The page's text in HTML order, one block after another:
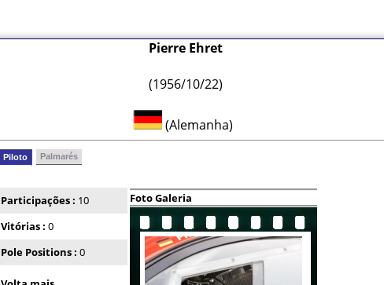
Pierre Ehret
(1956/10/22)
(Alemanha)
Piloto Palmarés
Participações : 10
Foto Galeria
Vitórias : 0
Pole Positions : 0